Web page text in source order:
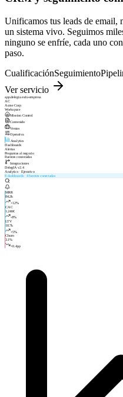
Unificamos tus leads de email,
un sistema vivo. Seguimos
ninguno se enfríe, cada uno
paso.
CualificaciónSeguimiento
Ver servicio
app.delegia.es/tu-empresa
AC
Acme Corp
Workspace
Mission Control
Contenido
Ventas
Operativa
Analytics
Dashboards
Alertas
Preguntas al negocio
Fuentes conectadas
Integraciones
DelegIA v2.4
Analytics · Ejecutivo
8 dashboards · 4 fuentes conectadas
MRR
84.2k
+12%
CAC
1.240€
-8%
LTV
18.7k
+5%
Churn
3.1%
+0.4pp